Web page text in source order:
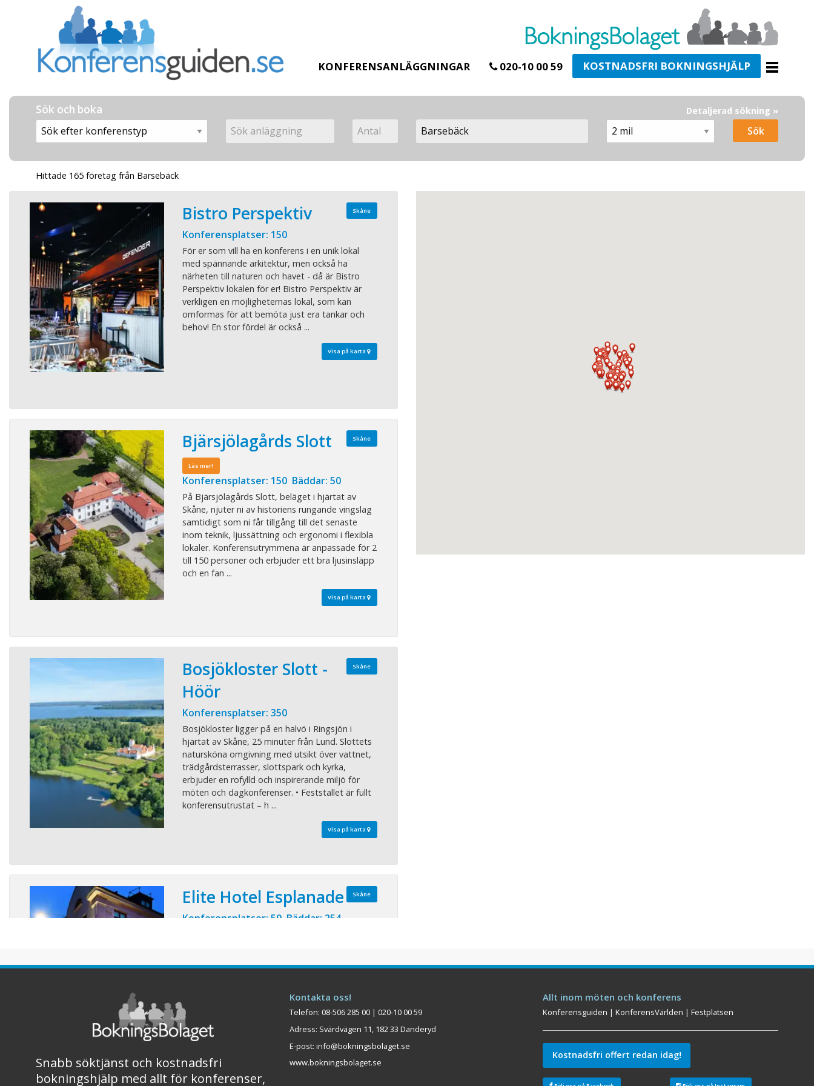
KONFERENSANLÄGGNINGAR 020-10 00 59 KOSTNADSFRI BOKNINGSHJÄLP
Sök och boka Detaljerad sökning »
Hittade 165 företag från Barsebäck
Skåne
Bistro Perspektiv
Konferensplatser: 150
För er som vill ha en konferens i en unik lokal
med spännande arkitektur, men också ha
närheten till naturen och havet - då är Bistro
Perspektiv lokalen för er! Bistro Perspektiv är
verkligen en möjligheternas lokal, som kan
omformas för att bemöta just era tankar och
behov! En stor fördel är också ...
Visa på karta
Skåne
Bjärsjölagårds Slott
Läs mer!
Konferensplatser: 150 Bäddar: 50
På Bjärsjölagårds Slott, beläget i hjärtat av
Skåne, njuter ni av historiens rungande vingslag
samtidigt som ni får tillgång till det senaste
inom teknik, ljussättning och ergonomi i flexibla
lokaler. Konferensutrymmena är anpassade för 2
till 150 personer och erbjuder ett bra ljusinsläpp
och en fan ...
Visa på karta
Skåne
Bosjökloster Slott -
Höör
Konferensplatser: 350
Bosjökloster ligger på en halvö i Ringsjön i
hjärtat av Skåne, 25 minuter från Lund. Slottets
natursköna omgivning med utsikt över vattnet,
trädgårdsterrasser, slottspark och kyrka,
erbjuder en rofylld och inspirerande miljö för
möten och dagkonferenser. • Feststallet är fullt
konferensutrustat – h ...
Visa på karta
Skåne
Elite Hotel Esplanade
Konferensplatser: 50 Bäddar: 254
luftkonditionering och sängar skapade för sköna
din dator på hotellrummets stora Smart-TV.
Besök Quan som är en av Malmös popul ...
Visa på karta
Snabb söktjänst och kostnadsfri
bokningshjälp med allt för konferenser,
Kontakta oss!
Telefon: 08-506 285 00 | 020-10 00 59
Adress: Svärdvägen 11, 182 33 Danderyd
E-post: info@bokningsbolaget.se
www.bokningsbolaget.se
Allt inom möten och konferens
Konferensguiden |KonferensVärlden |Festplatsen
Kostnadsfri offert redan idag!